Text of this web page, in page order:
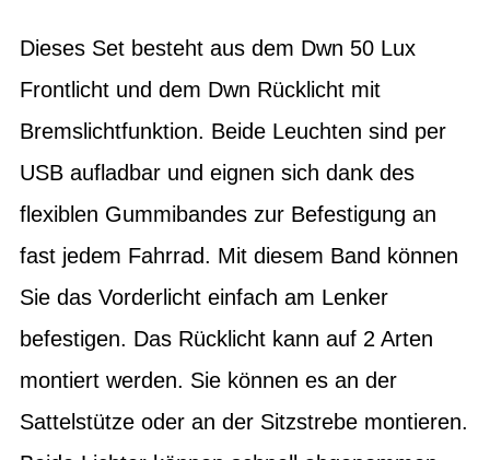
Dieses Set besteht aus dem Dwn 50 Lux
Frontlicht und dem Dwn Rücklicht mit
Bremslichtfunktion. Beide Leuchten sind per
USB aufladbar und eignen sich dank des
flexiblen Gummibandes zur Befestigung an
fast jedem Fahrrad. Mit diesem Band können
Sie das Vorderlicht einfach am Lenker
befestigen. Das Rücklicht kann auf 2 Arten
montiert werden. Sie können es an der
Sattelstütze oder an der Sitzstrebe montieren.